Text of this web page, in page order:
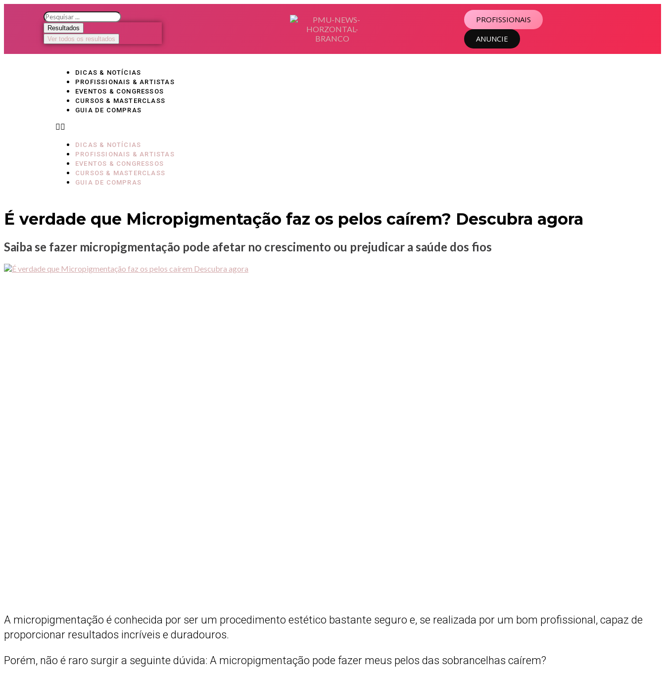
Resultados
Ver todos os resultados
PROFISSIONAIS
ANUNCIE
DICAS & NOTÍCIAS
PROFISSIONAIS & ARTISTAS
EVENTOS & CONGRESSOS
CURSOS & MASTERCLASS
GUIA DE COMPRAS
DICAS & NOTÍCIAS
PROFISSIONAIS & ARTISTAS
EVENTOS & CONGRESSOS
CURSOS & MASTERCLASS
GUIA DE COMPRAS
É verdade que Micropigmentação faz os pelos caírem? Descubra agora
Saiba se fazer micropigmentação pode afetar no crescimento ou prejudicar a saúde dos fios
A micropigmentação é conhecida por ser um procedimento estético bastante seguro e, se realizada por um bom profissional, capaz de
proporcionar resultados incríveis e duradouros.
Porém, não é raro surgir a seguinte dúvida: A micropigmentação pode fazer meus pelos das sobrancelhas caírem?